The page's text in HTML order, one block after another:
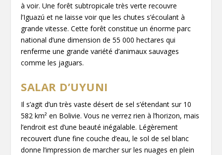
à voir. Une forêt subtropicale très verte recouvre
l’Iguazú et ne laisse voir que les chutes s’écoulant à
grande vitesse. Cette forêt constitue un énorme parc
national d’une dimension de 55 000 hectares qui
renferme une grande variété d’animaux sauvages
comme les jaguars.
SALAR D’UYUNI
Il s’agit d’un très vaste désert de sel s’étendant sur 10
582 km² en Bolivie. Vous ne verrez rien à l’horizon, mais
l’endroit est d’une beauté inégalable. Légèrement
recouvert d’une fine couche d’eau, le sol de sel blanc
donne l’impression de marcher sur les nuages en plein